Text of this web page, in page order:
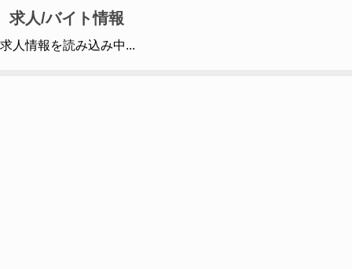
求人/バイト情報
求人情報を読み込み中...